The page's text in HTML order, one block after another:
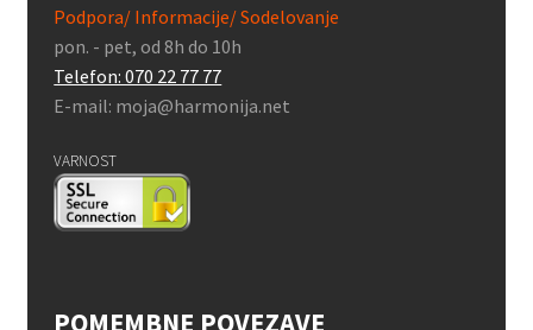
Podpora/ Informacije/ Sodelovanje
pon. - pet, od 8h do 10h
Telefon: 070 22 77 77
E-mail: moja@harmonija.net
VARNOST
POMEMBNE POVEZAVE